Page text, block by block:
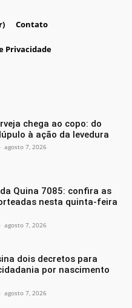
Contato
Privacidade
chega ao copo: do
à ação da levedura
- agosto 7, 2026
Quina 7085: confira as
nesta quinta-feira
- agosto 7, 2026
dois decretos para
por nascimento
- agosto 7, 2026